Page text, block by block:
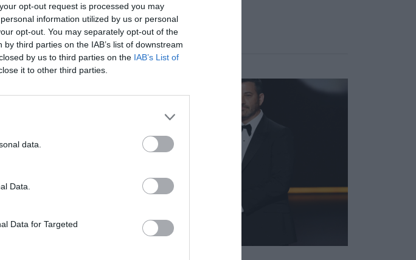
opt-out request is processed you may
information utilized by us or personal
opt-out. You may separately opt-out of the
third parties on the IAB’s list of downstream
by us to third parties on the IAB’s List of
it to other third parties.
data.
Data.
Data for Targeted